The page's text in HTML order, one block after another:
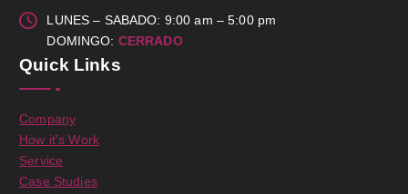
LUNES – SABADO: 9:00 am – 5:00 pm
DOMINGO: CERRADO
Quick Links
Company
How it’s Work
Service
Case Studies